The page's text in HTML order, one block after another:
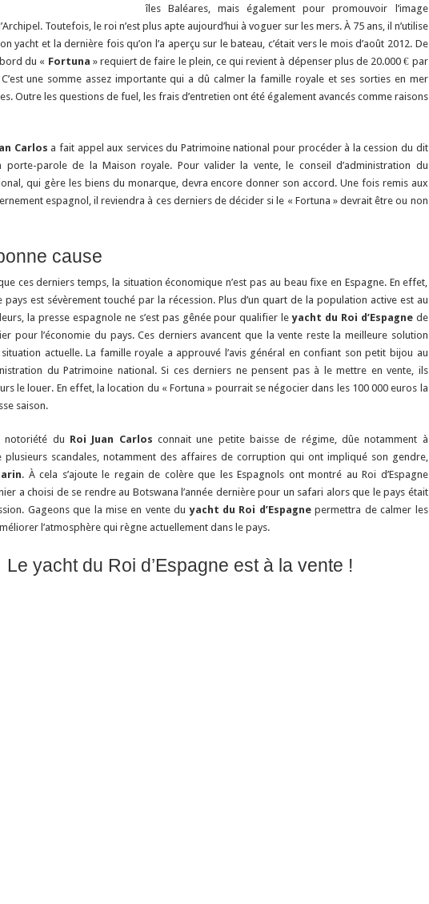
îles Baléares, mais également pour promouvoir l’image
Toutefois, le roi n’est plus apte aujourd’hui à voguer sur les mers. À 75 ans, il n’utilise
yacht et la dernière fois qu’on l’a aperçu sur le bateau, c’était vers le mois d’août 2012. De
du « Fortuna » requiert de faire le plein, ce qui revient à dépenser plus de 20.000 € par
une somme assez importante qui a dû calmer la famille royale et ses sorties en mer
Outre les questions de fuel, les frais d’entretien ont été également avancés comme raisons
Carlos a fait appel aux services du Patrimoine national pour procéder à la cession du dit
porte-parole de la Maison royale. Pour valider la vente, le conseil d’administration du
qui gère les biens du monarque, devra encore donner son accord. Une fois remis aux
espagnol, il reviendra à ces derniers de décider si le « Fortuna » devrait être ou non
cause
ces derniers temps, la situation économique n’est pas au beau fixe en Espagne. En effet,
pays est sévèrement touché par la récession. Plus d’un quart de la population active est au
la presse espagnole ne s’est pas gênée pour qualifier leyacht du Roi d’Espagnede
pour l’économie du pays. Ces derniers avancent que la vente reste la meilleure solution
actuelle. La famille royale a approuvé l’avis général en confiant son petit bijou au
du Patrimoine national. Si ces derniers ne pensent pas à le mettre en vente, ils
le louer. En effet, la location du « Fortuna » pourrait se négocier dans les 100 000 euros la
saison.
notoriété du Roi Juan Carlos connait une petite baisse de régime, dûe notamment à
plusieurs scandales, notamment des affaires de corruption qui ont impliqué son gendre,
. À cela s’ajoute le regain de colère que les Espagnols ont montré au Roi d’Espagne
a choisi de se rendre au Botswana l’année dernière pour un safari alors que le pays était
Gageons que la mise en vente duyacht du Roi d’Espagnepermettra de calmer les
l’atmosphère qui règne actuellement dans le pays.
Le yacht du Roi d’Espagne est à la vente !